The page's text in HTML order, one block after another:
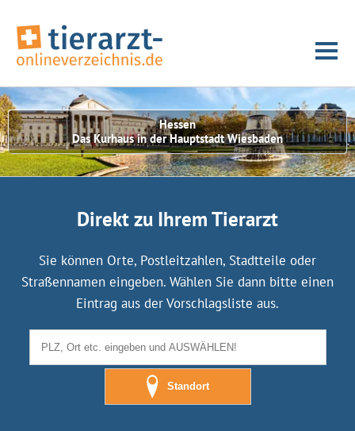
Hessen
Das Kurhaus in der Hauptstadt Wiesbaden
Direkt zu Ihrem Tierarzt
Sie können Orte, Postleitzahlen, Stadtteile oder
Straßennamen eingeben. Wählen Sie dann bitte einen
Eintrag aus der Vorschlagsliste aus.
Standort